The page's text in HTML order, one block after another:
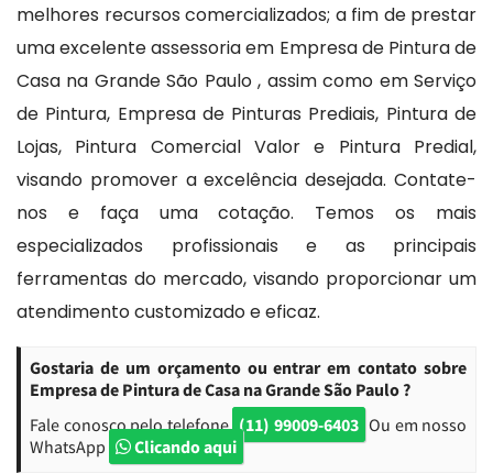
melhores recursos comercializados; a fim de prestar
uma excelente assessoria em Empresa de Pintura de
Casa na Grande São Paulo , assim como em Serviço
de Pintura, Empresa de Pinturas Prediais, Pintura de
Lojas, Pintura Comercial Valor e Pintura Predial,
visando promover a excelência desejada. Contate-
nos e faça uma cotação. Temos os mais
especializados profissionais e as principais
ferramentas do mercado, visando proporcionar um
atendimento customizado e eficaz.
Gostaria de um orçamento ou entrar em contato sobre
Empresa de Pintura de Casa na Grande São Paulo ?
Fale conosco pelo telefone (11) 99009-6403 Ou em nosso
WhatsApp
Clicando aqui